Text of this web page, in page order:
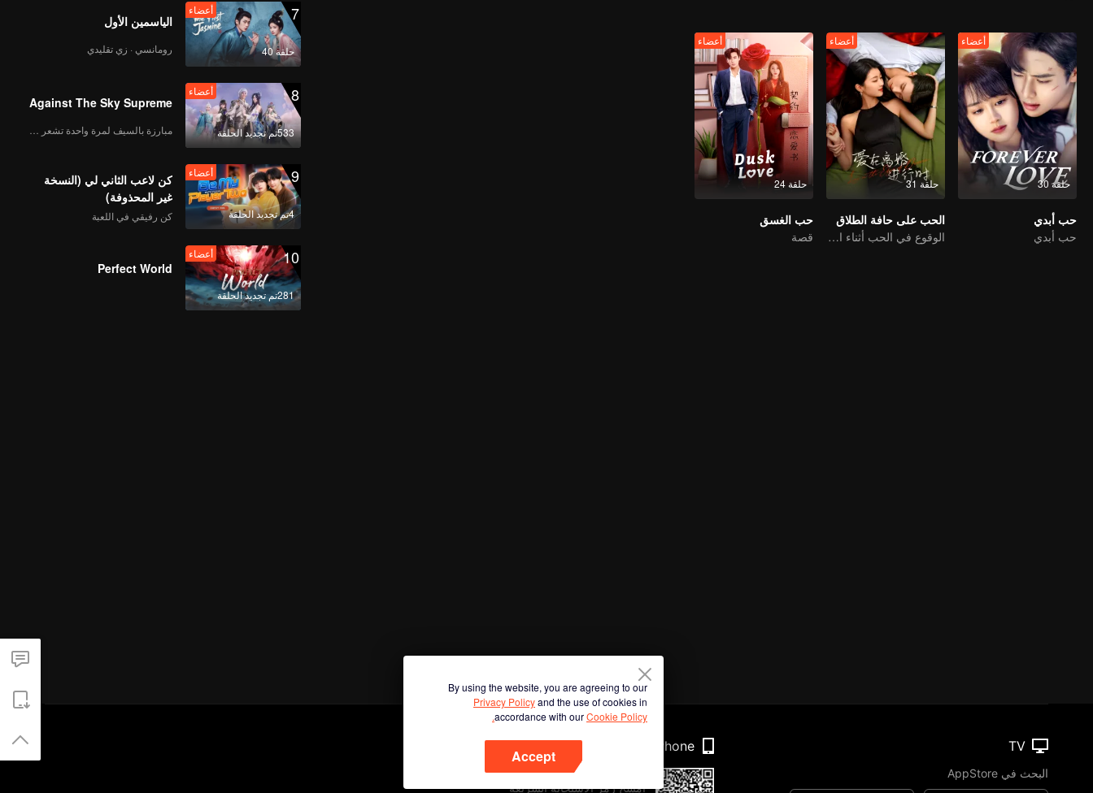
حلقة 30
أعضاء
حب أبدي
حب أبدي
حلقة 31
أعضاء
الحب على حافة الطلاق
الوقوع في الحب أثناء الطلاق
حلقة 24
أعضاء
حب الغسق
قصة
7
حلقة 40
أعضاء
الياسمين الأول
رومانسي · زي تقليدي
8
533تم تجديد الحلقة
أعضاء
Against The Sky Supreme
9
4تم تجديد الحلقة
أعضاء
كن لاعب الثاني لي (النسخة
غير المحذوفة)
كن رفيقي في اللعبة
10
281تم تجديد الحلقة
أعضاء
Perfect World
By using the website, you are agreeing to our
Privacy Policyand the use of cookies in
accordance with ourCookie Policy.
Accept
TV
البحث في AppStore
Phone
امسح رمز الاستجابة السريعة